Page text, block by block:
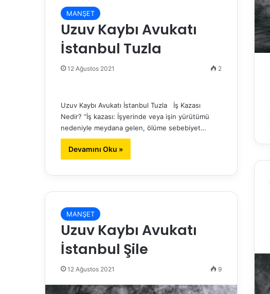
MANŞET
Uzuv Kaybı Avukatı
İstanbul Tuzla
12 Ağustos 2021 2
Uzuv Kaybı Avukatı İstanbul Tuzla İş Kazası
Nedir? “İş kazası: İşyerinde veya işin yürütümü
nedeniyle meydana gelen, ölüme sebebiyet…
Devamını Oku »
MANŞET
Uzuv Kaybı Avukatı
İstanbul Şile
12 Ağustos 2021 9